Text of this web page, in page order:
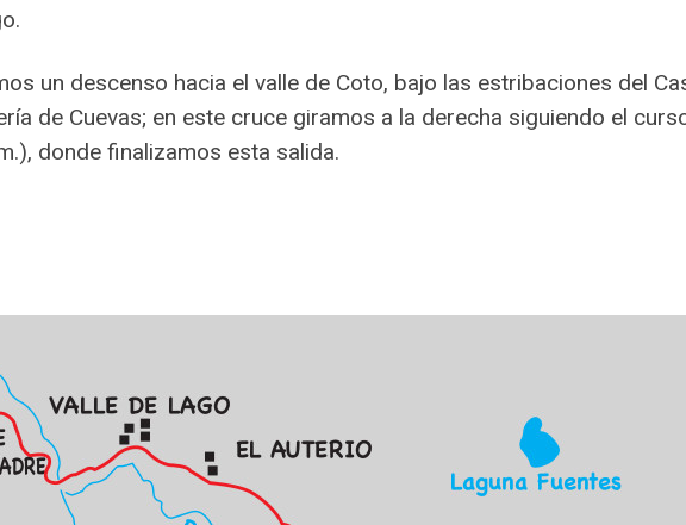
un descenso hacia el valle de Coto, bajo las estribaciones del
de Cuevas; en este cruce giramos a la derecha siguiendo el
donde finalizamos esta salida.